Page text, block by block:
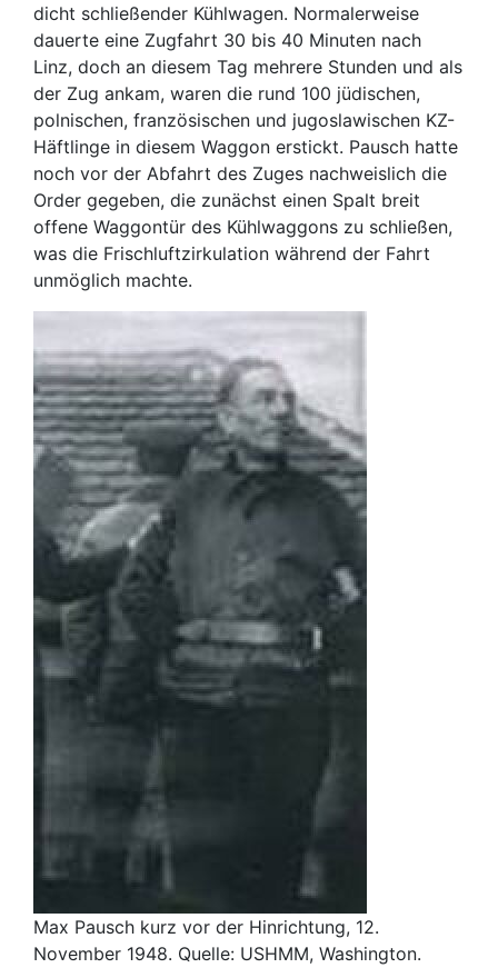
dicht schließender Kühlwagen. Normalerweise
dauerte eine Zugfahrt 30 bis 40 Minuten nach
Linz, doch an diesem Tag mehrere Stunden und als
der Zug ankam, waren die rund 100 jüdischen,
polnischen, französischen und jugoslawischen KZ-
Häftlinge in diesem Waggon erstickt. Pausch hatte
noch vor der Abfahrt des Zuges nachweislich die
Order gegeben, die zunächst einen Spalt breit
offene Waggontür des Kühlwaggons zu schließen,
was die Frischluftzirkulation während der Fahrt
unmöglich machte.
Max Pausch kurz vor der Hinrichtung, 12.
November 1948. Quelle: USHMM, Washington.